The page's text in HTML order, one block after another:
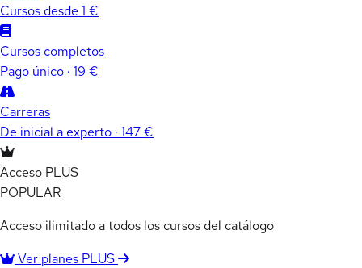
Cursos desde 1 €
Cursos completos
Pago único · 19 €
Carreras
De inicial a experto · 147 €
Acceso PLUS
POPULAR
Acceso ilimitado a todos los cursos del catálogo
Ver planes PLUS